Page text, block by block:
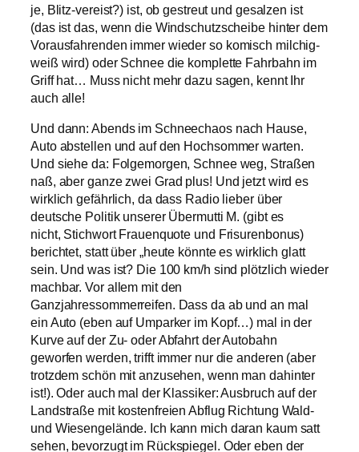
je, Blitz-vereist?) ist, ob gestreut und gesalzen ist
(das ist das, wenn die Windschutzscheibe hinter dem
Vorausfahrenden immer wieder so komisch milchig-
weiß wird) oder Schnee die komplette Fahrbahn im
Griff hat… Muss nicht mehr dazu sagen, kennt Ihr
auch alle!
Und dann: Abends im Schneechaos nach Hause,
Auto abstellen und auf den Hochsommer warten.
Und siehe da: Folgemorgen, Schnee weg, Straßen
naß, aber ganze zwei Grad plus! Und jetzt wird es
wirklich gefährlich, da dass Radio lieber über
deutsche Politik unserer Übermutti M. (gibt es
nicht, Stichwort Frauenquote und Frisurenbonus)
berichtet, statt über „heute könnte es wirklich glatt
sein. Und was ist? Die 100 km/h sind plötzlich wieder
machbar. Vor allem mit den
Ganzjahressommerreifen. Dass da ab und an mal
ein Auto (eben auf Umparker im Kopf…) mal in der
Kurve auf der Zu- oder Abfahrt der Autobahn
geworfen werden, trifft immer nur die anderen (aber
trotzdem schön mit anzusehen, wenn man dahinter
ist!). Oder auch mal der Klassiker: Ausbruch auf der
Landstraße mit kostenfreien Abflug Richtung Wald-
und Wiesengelände. Ich kann mich daran kaum satt
sehen, bevorzugt im Rückspiegel. Oder eben der